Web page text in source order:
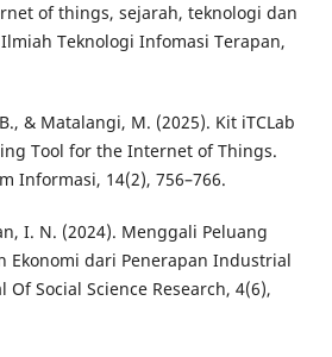
of things, sejarah, teknologi dan
Teknologi Infomasi Terapan,
& Matalangi, M. (2025). Kit iTCLab
Tool for the Internet of Things.
Informasi, 14(2), 756–766.
I. N. (2024). Menggali Peluang
Ekonomi dari Penerapan Industrial
Of Social Science Research, 4(6),